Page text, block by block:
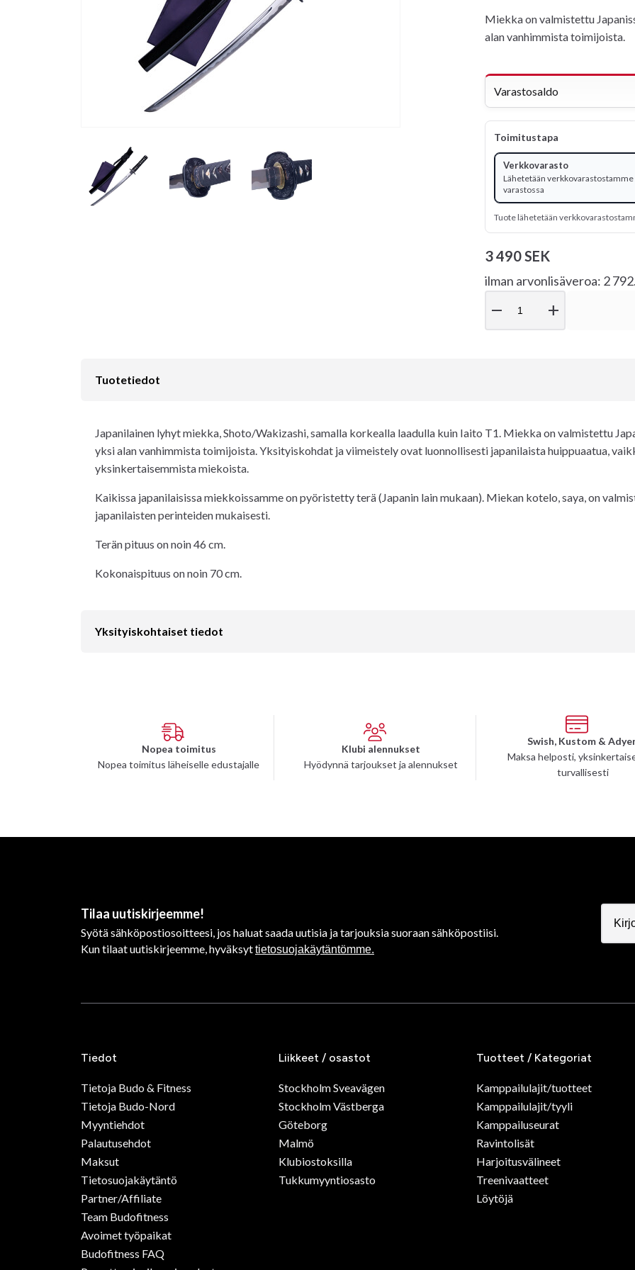
Miekka on valmistettu
alan vanhimmista toimijoista.
Varastosaldo
Toimitustapa
Verkkovarasto
Lähetetään verkkovarastostamme
varastossa
Tuote lähetetään
3 490 SEK
ilman arvonlisäveroa: 2
remove add
Tuotetiedot
Japanilainen lyhyt miekka, Shoto/Wakizashi, samalla korkealla laadulla kuin Iaito T1. Miekka on valmistettu
yksi alan vanhimmista toimijoista. Yksityiskohdat ja viimeistely ovat luonnollisesti japanilaista huippuaatua,
yksinkertaisemmista miekoista.
Kaikissa japanilaisissa miekkoissamme on pyöristetty terä (Japanin lain mukaan). Miekan kotelo, saya, on
japanilaisten perinteiden mukaisesti.
Terän pituus on noin 46 cm.
Kokonaispituus on noin 70 cm.
Yksityiskohtaiset tiedot
Nopea toimitus
Nopea toimitus läheiselle edustajalle
Klubi alennukset
Hyödynnä tarjoukset ja alennukset
Swish, Kustom &
Maksa helposti,
turvallisesti
Tilaa uutiskirjeemme!
Syötä sähköpostiosoitteesi, jos haluat saada uutisia ja tarjouksia suoraan sähköpostiisi.
Kun tilaat uutiskirjeemme, hyväksyttietosuojakäytäntömme.
Tiedot
Tietoja Budo & Fitness
Tietoja Budo-Nord
Myyntiehdot
Palautusehdot
Maksut
Tietosuojakäytäntö
Partner/Affiliate
Team Budofitness
Avoimet työpaikat
Budofitness FAQ
Liikkeet / osastot
Stockholm Sveavägen
Stockholm Västberga
Göteborg
Malmö
Klubiostoksilla
Tukkumyyntiosasto
Tuotteet / Kategoriat
Kamppailulajit/tuotteet
Kamppailulajit/tyyli
Kamppailuseurat
Ravintolisät
Harjoitusvälineet
Treenivaatteet
Löytöjä